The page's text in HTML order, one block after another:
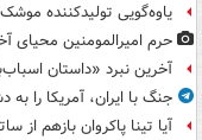
یاوه‌گویی تولیدکننده موشک
حرم امیرالمومنین محیای
آخرین نبرد «داستان
جنگ با ایران، آمریکا را
آیا تینا پاکروان بازهم از